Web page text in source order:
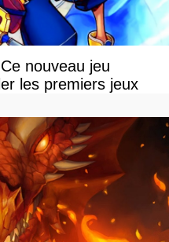
nouveau jeu
les premiers jeux